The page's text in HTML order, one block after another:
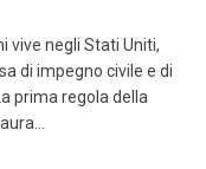
vive negli Stati Uniti,
di impegno civile e di
prima regola della